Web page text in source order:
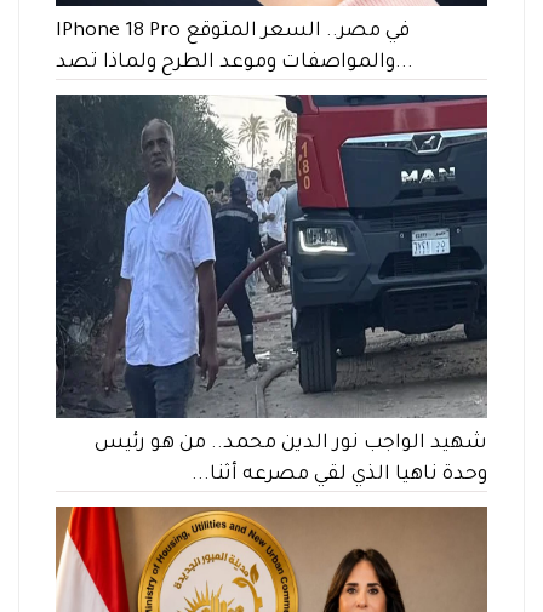
IPhone 18 Pro في مصر.. السعر المتوقع
والمواصفات وموعد الطرح ولماذا تصد...
شهيد الواجب نور الدين محمد.. من هو رئيس
وحدة ناهيا الذي لقي مصرعه أثنا...